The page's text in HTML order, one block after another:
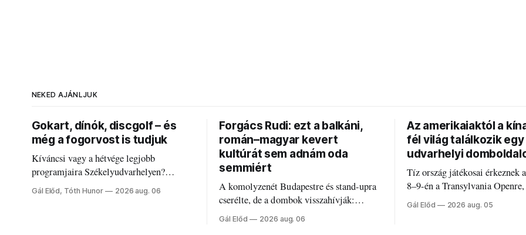
NEKED AJÁNLJUK
Gokart, dínók, discgolf – és
még a fogorvost is tudjuk
Kíváncsi vagy a hétvége legjobb
programjaira Székelyudvarhelyen?
Nálunk megtalálod őket – sőt, ha baj van a
fogaddal, a fogorvosi ügyeletet is!
Gál Előd, Tóth Hunor 2026 aug. 06
Forgács Rudi: ezt a balkáni,
román–magyar kevert
kultúrát sem adnám oda
semmiért
A komolyzenét Budapestre és stand-upra
cserélte, de a dombok visszahívják:
Forgács Rudi humorról, származásról és
Gál Előd 2026 aug. 06
Az amerikaiaktól a
fél világ találkozik egy
udvarhelyi
Tíz ország játékosai érkeznek
8–9-én a Transylvania
Románia legrégebben
discgolfpályáján rendeznek
Gál Előd 2026 aug. 05